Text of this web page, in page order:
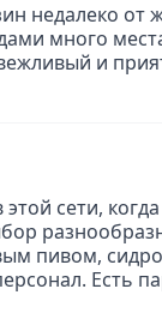
недалеко от
много
и
сети,
пивом,
Есть